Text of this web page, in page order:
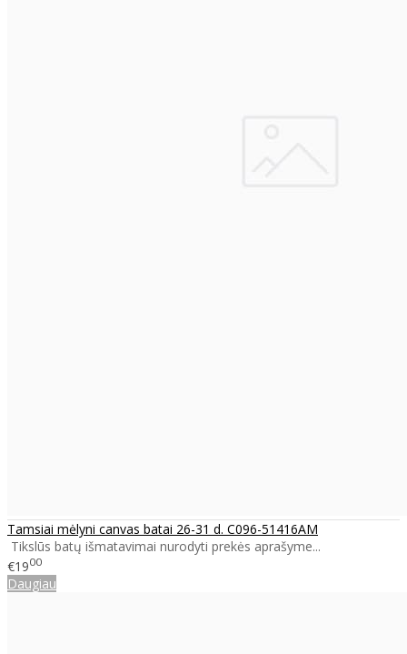
Tamsiai mėlyni canvas batai 26-31 d. C096-51416AM
Tikslūs batų išmatavimai nurodyti prekės aprašyme...
€1900
Daugiau